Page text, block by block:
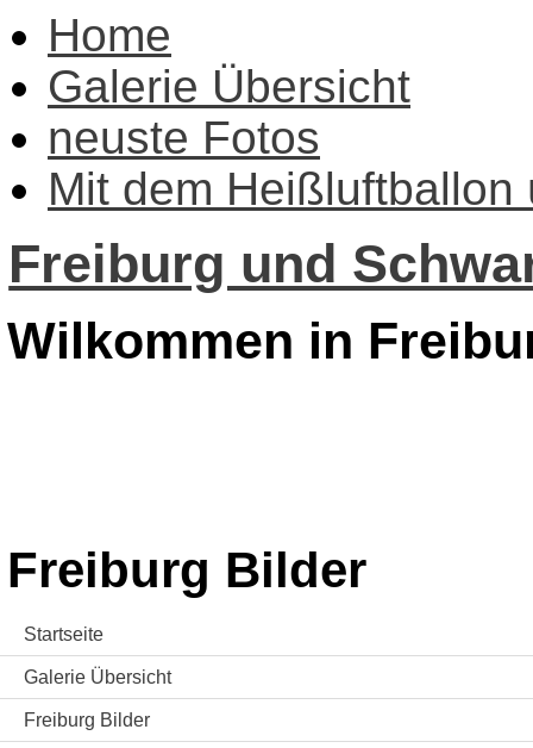
Home
Galerie Übersicht
neuste Fotos
Mit dem Heißluftballon
Freiburg und
Wilkommen in
Freiburg Bilder
Startseite
Galerie Übersicht
Freiburg Bilder